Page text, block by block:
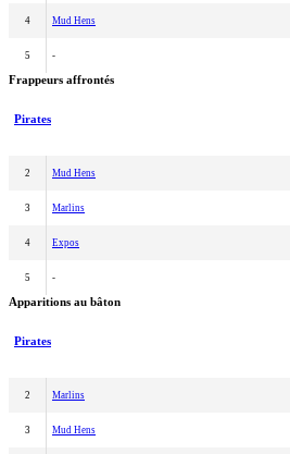
4 Mud Hens
5 -
Frappeurs affrontés
Pirates
2 Mud Hens
3 Marlins
4 Expos
5 -
Apparitions au bâton
Pirates
2 Marlins
3 Mud Hens